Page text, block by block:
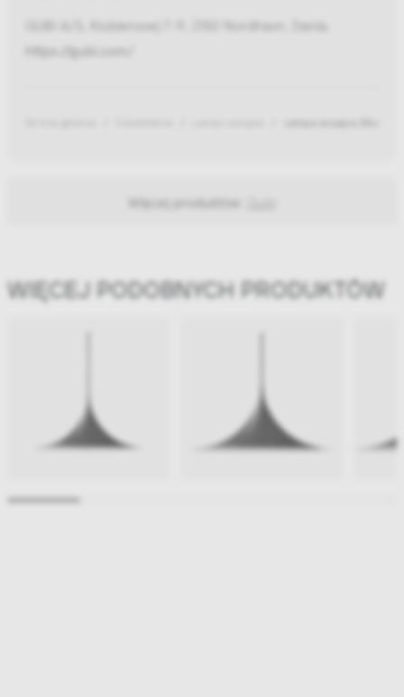
GUBI A/S, Klubiensvej 7-9, 2150 Nordhavn, Dania,
https://gubi.com/
Lampa wisząca 30cm
Więcej produktów:
WIĘCEJ PODOBNYCH PRODUKTÓW